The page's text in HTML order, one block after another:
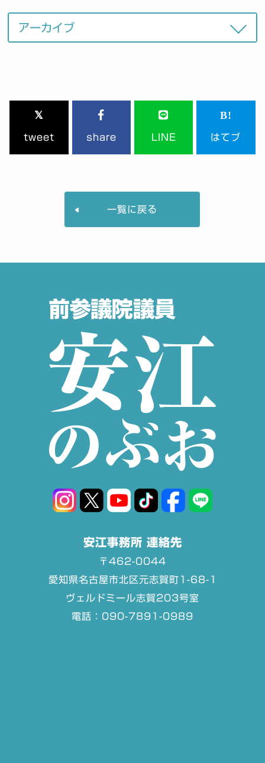
tweet share LINE はてブ
一覧に戻る
安江事務所 連絡先
〒462-0044
愛知県名古屋市北区元志賀町1-68-1
ヴェルドミール志賀203号室
電話：090-7891-0989